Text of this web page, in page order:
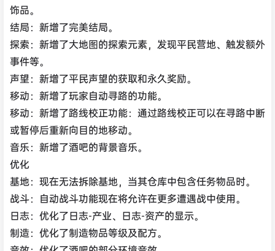
饰品。
结局：新增了完美结局。
探索：新增了大地图的探索元素，发现平民营地、触发额外
事件等。
声望：新增了平民声望的获取和永久奖励。
移动：新增了玩家自动寻路的功能。
移动：新增了路线校正功能：通过路线校正可以在寻路中断
或暂停后重新向目的地移动。
音乐：新增了酒吧的背景音乐。
优化
基地：现在无法拆除基地，当其仓库中包含任务物品时。
战斗：自动战斗功能现在将允许在更多遭遇战中使用。
日志：优化了日志-产业、日志-资产的显示。
制造：优化了制造物品等级及配方。